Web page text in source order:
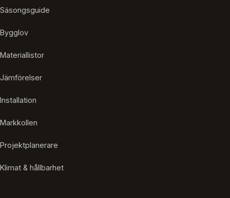
Säsongsguide
Bygglov
Materiallistor
Jämförelser
Installation
Markkollen
Projektplanerare
Klimat & hållbarhet